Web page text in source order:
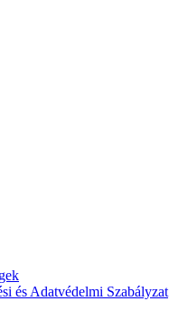
és Adatvédelmi Szabályzat